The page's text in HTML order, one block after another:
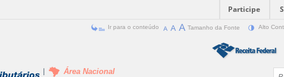
Participe
Ir para o conteúdo Tamanho da Fonte Alto
Área Nacional